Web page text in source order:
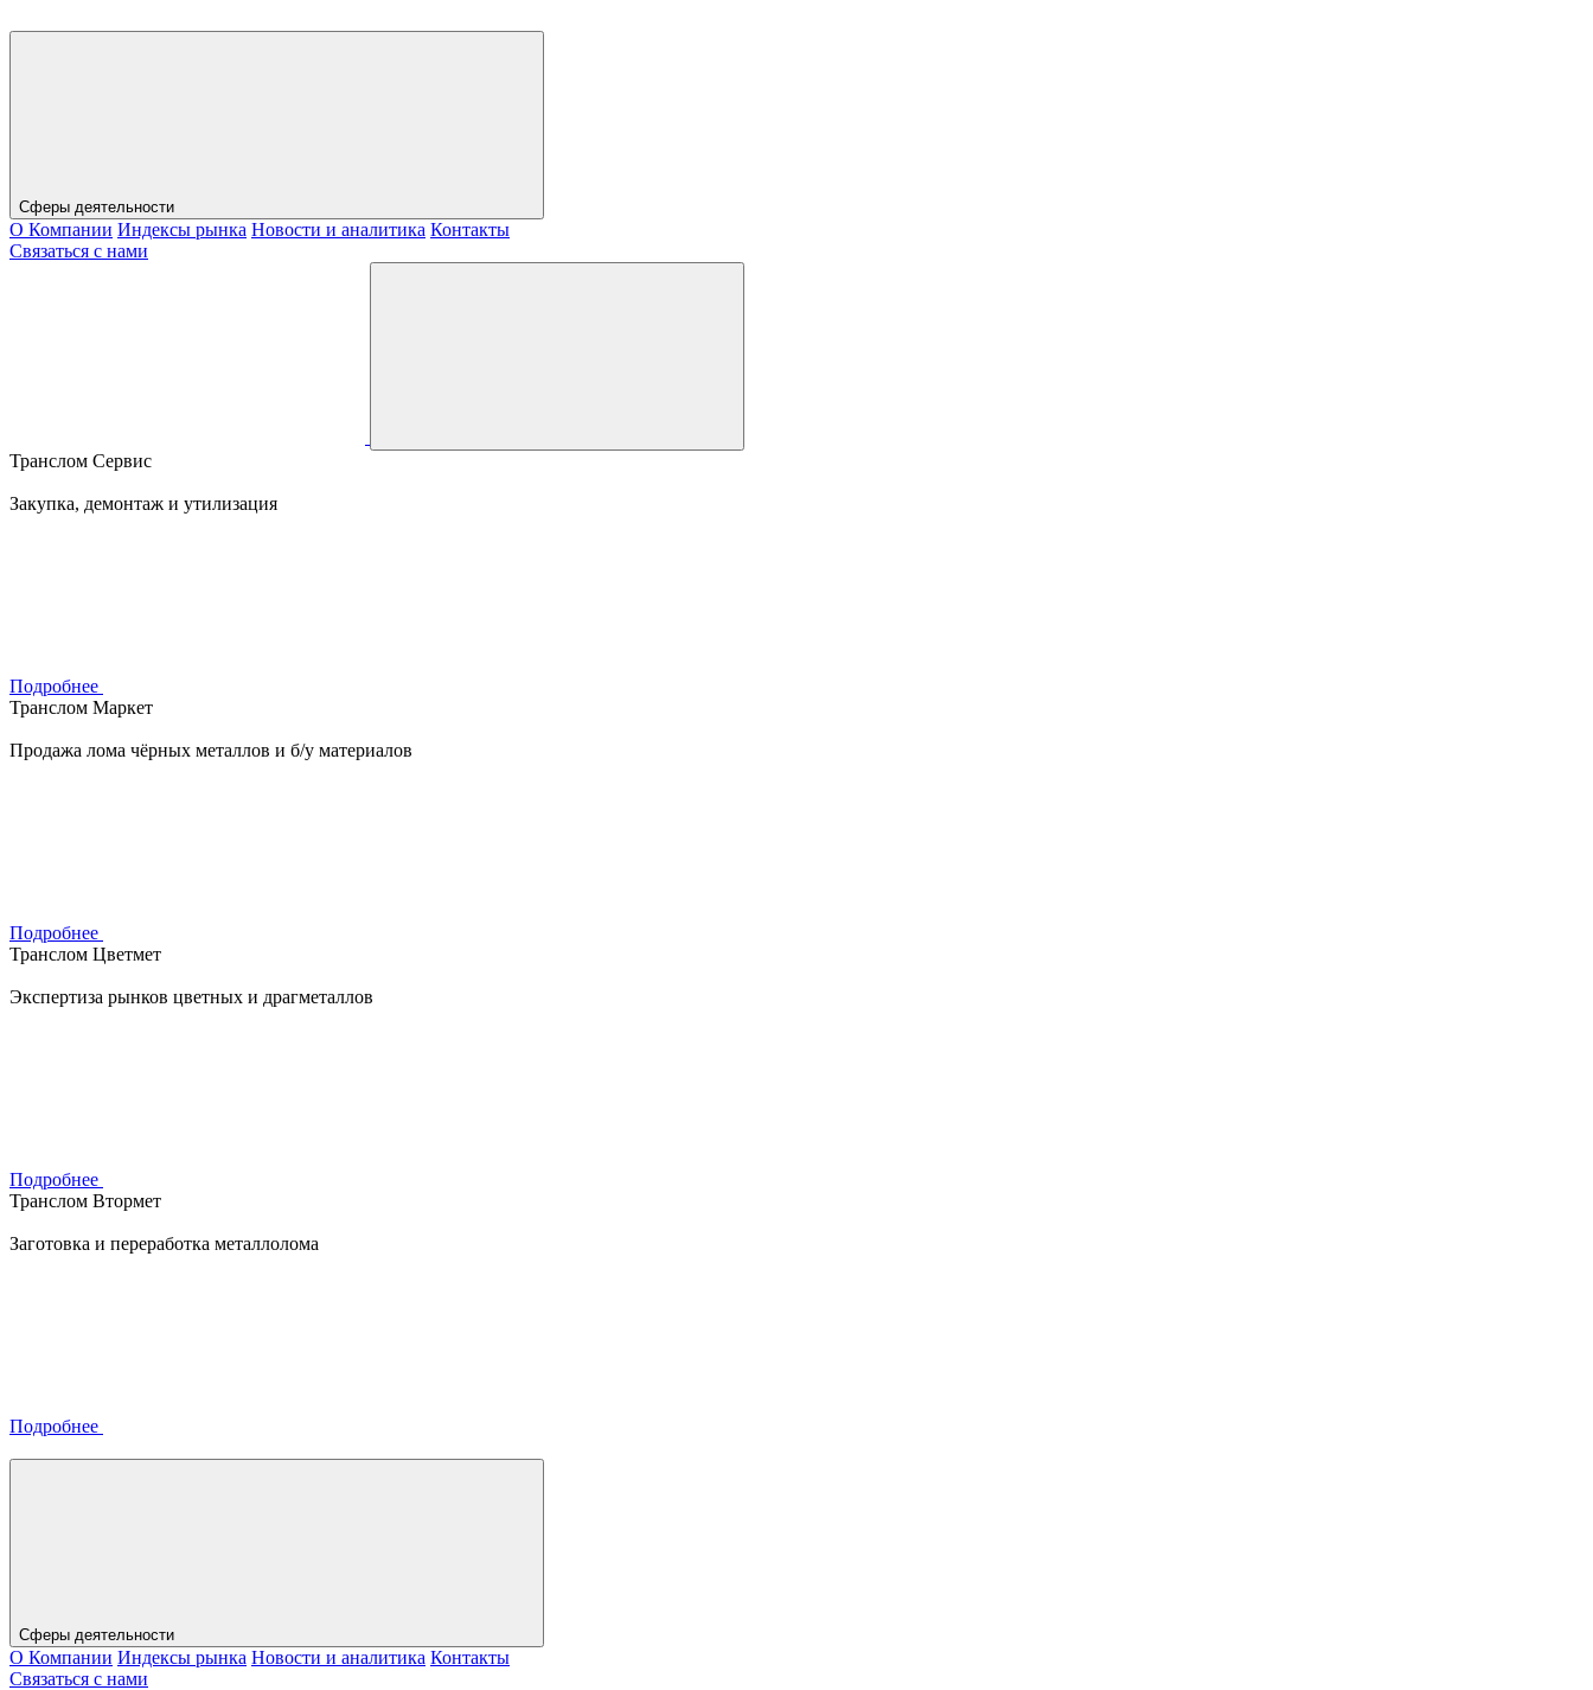
Сферы деятельности
О Компании Индексы рынка Новости и аналитика Контакты
Связаться с нами
Транслом Сервис
Закупка, демонтаж и утилизация
Подробнее
Транслом Маркет
Продажа лома чёрных металлов и б/у материалов
Подробнее
Транслом Цветмет
Экспертиза рынков цветных и драгметаллов
Подробнее
Транслом Втормет
Заготовка и переработка металлолома
Подробнее
Сферы деятельности
О Компании Индексы рынка Новости и аналитика Контакты
Связаться с нами